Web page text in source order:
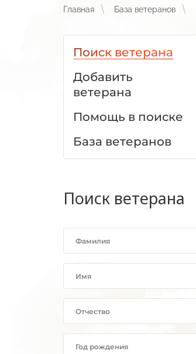
Главная База ветеранов
Поиск ветерана
Добавить
ветерана
Помощь в поиске
База ветеранов
Поиск ветерана